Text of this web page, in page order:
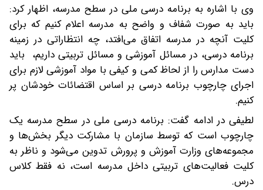
وی با اشاره به برنامه درسی ملی در سطح مدرسه، اظهار کرد:
باید به صورت شفاف و واضح به مدرسه اعلام کنیم که برای
کلیت آنچه در مدرسه اتفاق می‌افتد، چه انتظاراتی در زمینه
برنامه درسی، در مسائل آموزشی و مسائل تربیتی داریم، باید
دست مدارس را از لحاظ کمی و کیفی با مواد آموزشی لازم برای
اجرای چارچوب برنامه درسی بر اساس اقتضائات خودشان پر
کنیم.
لطیفی در ادامه گفت: برنامه درسی ملی در سطح مدرسه یک
چارچوب است که توسط سازمان با مشارکت دیگر بخش‌ها و
مجموعه‌های وزارت آموزش و پرورش تدوین می‌شود و ناظر به
کلیت فعالیت‌های تربیتی داخل مدرسه است، نه فقط کلاس
درس.